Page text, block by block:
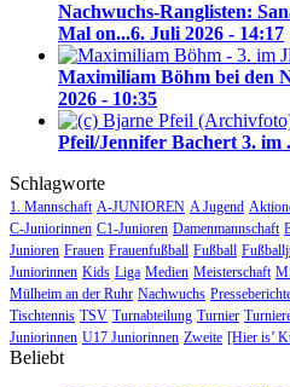
Nachwuchs-Ranglisten:
Mal on...6. Juli 2026 - 14:17
Maximiliam Böhm bei den
2026 - 10:35
Pfeil/Jennifer Bachert 3. im
Schlagworte
1. Mannschaft A-JUNIOREN A Jugend
C-Juniorinnen C1-Junioren Damenmannschaft
Junioren Frauen Frauenfußball Fußball
Juniorinnen Kids Liga Medien Meisterschaft
Mülheim an der Ruhr Nachwuchs
Tischtennis TSV Turnabteilung Turnier
Juniorinnen U17 Juniorinnen Zweite [Hier is’
Beliebt